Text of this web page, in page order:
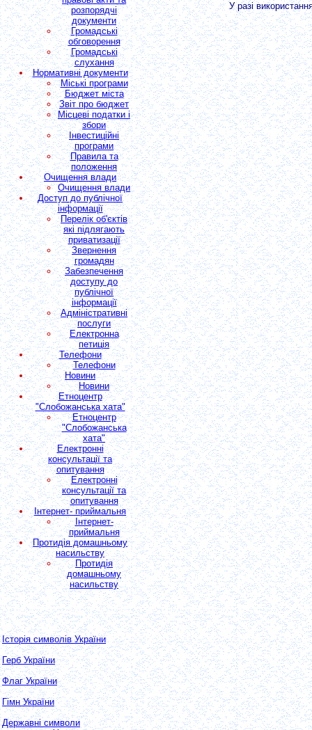
розпорядчі
документи
Громадські
обговорення
Громадські
слухання
Нормативні документи
Міські програми
Бюджет міста
Звіт про бюджет
Місцеві податки і
збори
Інвестиційні
програми
Правила та
положення
Очищення влади
Очищення влади
Доступ до публічної
інформації
Перелік об'єктів
які підлягають
приватизації
Звернення
громадян
Забезпечення
доступу до
публічної
інформації
Адміністративні
послуги
Електронна
петиція
Телефони
Телефони
Новини
Новини
Етноцентр
"Слобожанська хата"
Етноцентр
"Слобожанська
хата"
Електронні
консультації та
опитування
Електронні
консультації та
опитування
Інтернет- приймальня
Інтернет-
приймальня
Протидія домашньому
насильству
Протидія
домашньому
насильству
Історія символів України
Герб України
Флаг України
Гімн України
Державні символи
У разі